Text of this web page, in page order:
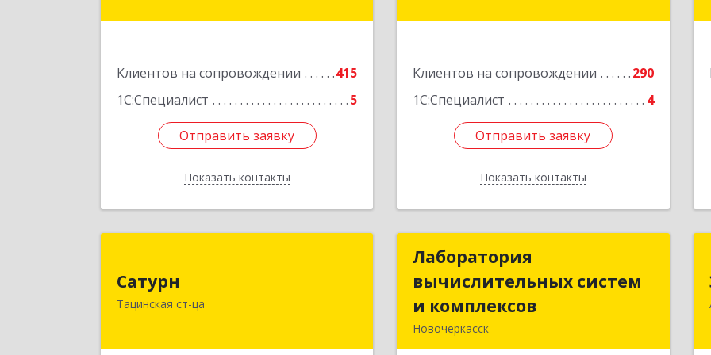
Клиентов на сопровождении
415
1С:Специалист
5
Отправить заявку
Показать контакты
Подробнее
Отправить заявку
Назад
Клиентов на сопровождении
290
1С:Специалист
4
Отправить заявку
Показать контакты
Подробнее
Отправить заявку
Назад
Сатурн
Тацинская ст-ца
Тацинский район, ст-ца Тацинская,
Лаборатория
вычислительных систем
и комплексов
Новочеркасск
вычислительных систем
и комплексов